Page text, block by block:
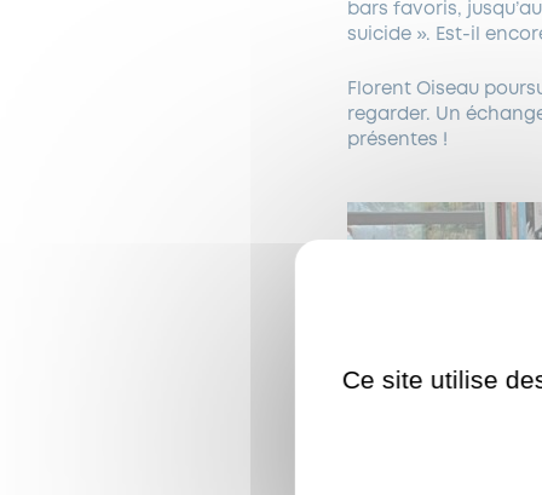
bars favoris,
suicide ». Est-il
Florent Oiseau
regarder. Un
présentes !
Ce site utilise